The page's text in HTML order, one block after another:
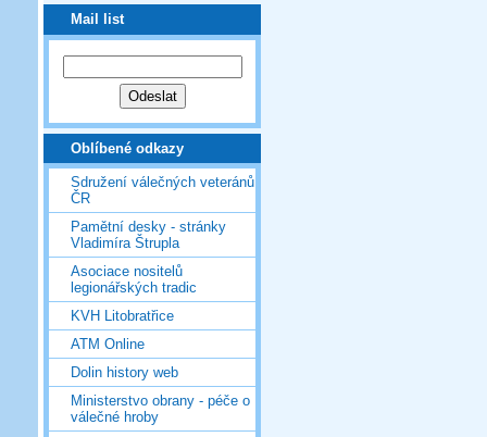
Mail list
Oblíbené odkazy
Sdružení válečných veteránů
ČR
Pamětní desky - stránky
Vladimíra Štrupla
Asociace nositelů
legionářských tradic
KVH Litobratřice
ATM Online
Dolin history web
Ministerstvo obrany - péče o
válečné hroby